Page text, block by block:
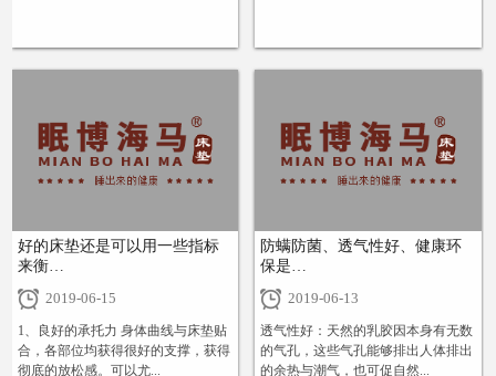
+ +
好的床垫还是可以用一些指标
来衡…
2019-06-15
1、良好的承托力 身体曲线与床垫贴
合，各部位均获得很好的支撑，获得
彻底的放松感。可以尤...
防螨防菌、透气性好、健康环
保是…
2019-06-13
透气性好：天然的乳胶因本身有无数
的气孔，这些气孔能够排出人体排出
的余热与潮气，也可促自然...